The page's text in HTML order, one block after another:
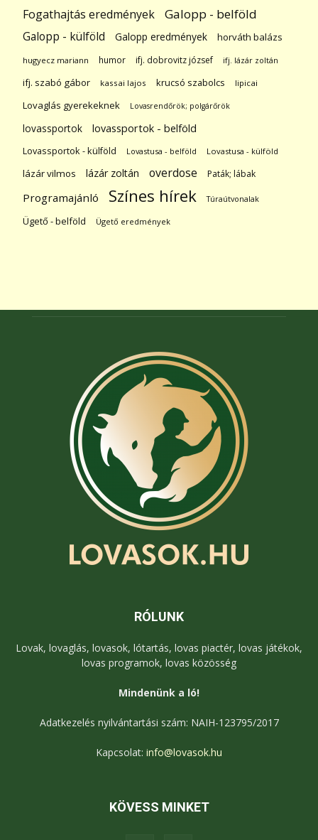
Fogathajtás eredmények Galopp - belföld
Galopp - külföld Galopp eredmények horváth balázs
hugyecz mariann humor ifj. dobrovitz józsef ifj. lázár zoltán
ifj. szabó gábor kassai lajos krucsó szabolcs lipicai
Lovaglás gyerekeknek Lovasrendőrök; polgárőrök
lovassportok lovassportok - belföld
Lovassportok - külföld Lovastusa - belföld Lovastusa - külföld
lázár vilmos lázár zoltán overdose Paták; lábak
Programajánló Színes hírek Túraútvonalak
Ügető - belföld Ügető eredmények
RÓLUNK
Lovak, lovaglás, lovasok, lótartás, lovas piactér, lovas játékok,
lovas programok, lovas közösség
Mindenünk a ló!
Adatkezelés nyilvántartási szám: NAIH-123795/2017
Kapcsolat: info@lovasok.hu
KÖVESS MINKET